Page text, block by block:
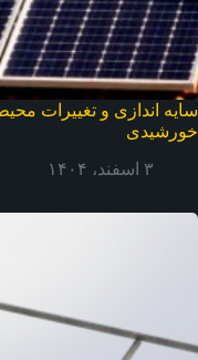
سایه اندازی و تغییرات
خورشیدی
۳ اسفند، ۱۴۰۴